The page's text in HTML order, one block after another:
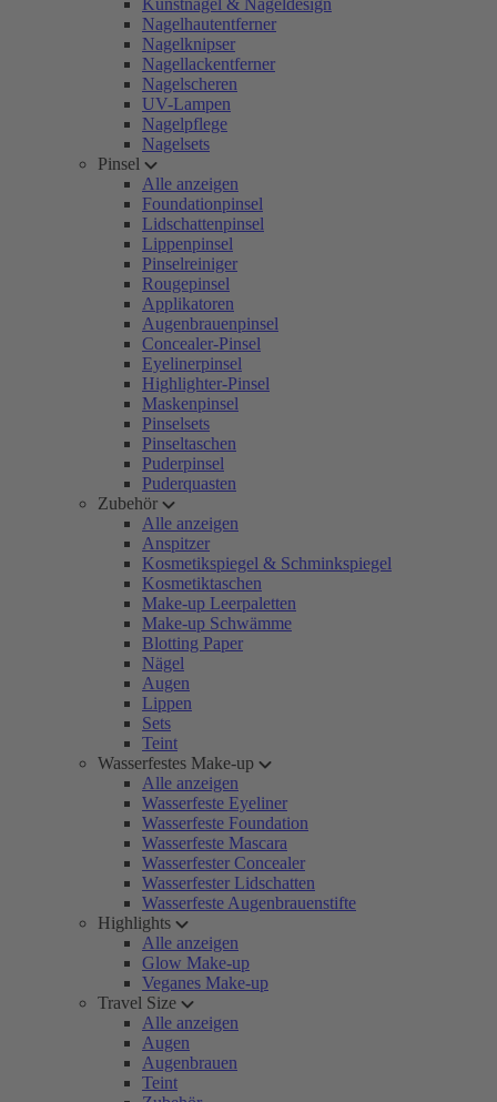
Kunstnägel & Nageldesign
Nagelhautentferner
Nagelknipser
Nagellackentferner
Nagelscheren
UV-Lampen
Nagelpflege
Nagelsets
Pinsel
Alle anzeigen
Foundationpinsel
Lidschattenpinsel
Lippenpinsel
Pinselreiniger
Rougepinsel
Applikatoren
Augenbrauenpinsel
Concealer-Pinsel
Eyelinerpinsel
Highlighter-Pinsel
Maskenpinsel
Pinselsets
Pinseltaschen
Puderpinsel
Puderquasten
Zubehör
Alle anzeigen
Anspitzer
Kosmetikspiegel & Schminkspiegel
Kosmetiktaschen
Make-up Leerpaletten
Make-up Schwämme
Blotting Paper
Nägel
Augen
Lippen
Sets
Teint
Wasserfestes Make-up
Alle anzeigen
Wasserfeste Eyeliner
Wasserfeste Foundation
Wasserfeste Mascara
Wasserfester Concealer
Wasserfester Lidschatten
Wasserfeste Augenbrauenstifte
Highlights
Alle anzeigen
Glow Make-up
Veganes Make-up
Travel Size
Alle anzeigen
Augen
Augenbrauen
Teint